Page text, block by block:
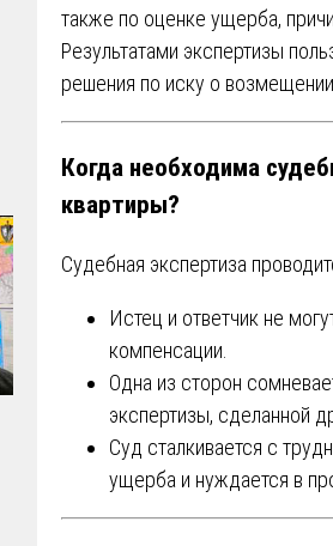
также по оценке ущерба,
Результатами экспертизы
решения по иску о
Когда необходима
квартиры?
Судебная экспертиза
Истец и ответчик не
компенсации.
Одна из сторон
экспертизы, сделанной
Суд сталкивается с
ущерба и нуждается в